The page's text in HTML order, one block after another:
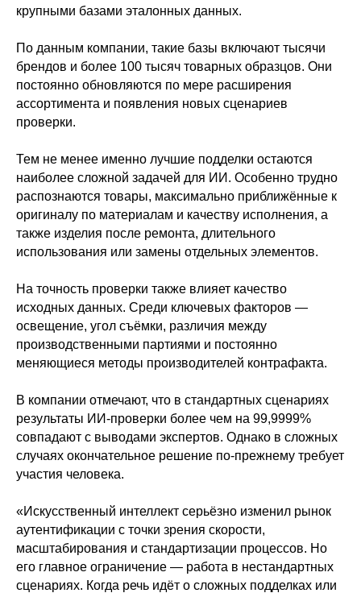
крупными базами эталонных данных.
По данным компании, такие базы включают тысячи
брендов и более 100 тысяч товарных образцов. Они
постоянно обновляются по мере расширения
ассортимента и появления новых сценариев
проверки.
Тем не менее именно лучшие подделки остаются
наиболее сложной задачей для ИИ. Особенно трудно
распознаются товары, максимально приближённые к
оригиналу по материалам и качеству исполнения, а
также изделия после ремонта, длительного
использования или замены отдельных элементов.
На точность проверки также влияет качество
исходных данных. Среди ключевых факторов —
освещение, угол съёмки, различия между
производственными партиями и постоянно
меняющиеся методы производителей контрафакта.
В компании отмечают, что в стандартных сценариях
результаты ИИ-проверки более чем на 99,9999%
совпадают с выводами экспертов. Однако в сложных
случаях окончательное решение по-прежнему требует
участия человека.
«Искусственный интеллект серьёзно изменил рынок
аутентификации с точки зрения скорости,
масштабирования и стандартизации процессов. Но
его главное ограничение — работа в нестандартных
сценариях. Когда речь идёт о сложных подделках или